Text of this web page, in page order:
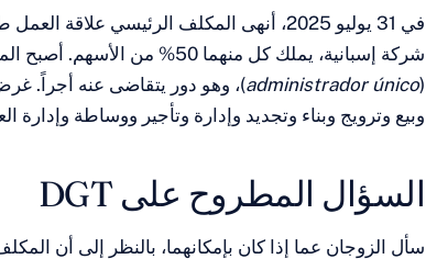
في 31 يوليو 2025، أنهى المكلف الرئيسي
شركة إسبانية، يملك كل منهما
(
administrador único)، وهو دور يتقاضى عنه أجراً.
وبيع وترويج وبناء وتجديد وإدارة وتأجير ووساطة وإدارة
السؤال المطروح على DGT
سأل الزوجان عما إذا كان بإمكانهما، بالنظر إلى أن